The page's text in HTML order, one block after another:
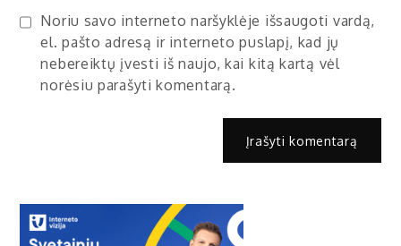
Noriu savo interneto naršyklėje išsaugoti vardą,
el. pašto adresą ir interneto puslapį, kad jų
nebereiktų įvesti iš naujo, kai kitą kartą vėl
norėsiu parašyti komentarą.